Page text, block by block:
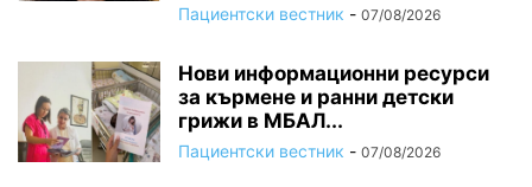
Пациентски вестник - 07/08/2026
Нови информационни ресурси
за кърмене и ранни детски
грижи в МБАЛ...
Пациентски вестник - 07/08/2026